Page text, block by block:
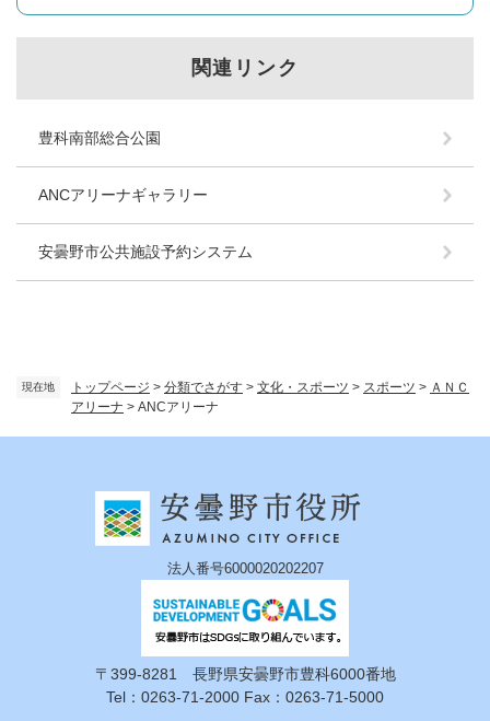
現在地 トップページ > 分類でさがす > 文化・スポーツ > スポーツ > ＡＮＣ
アリーナ > ANCアリーナ
関連リンク
豊科南部総合公園
ANCアリーナギャラリー
安曇野市公共施設予約システム
法人番号6000020202207
〒399-8281 長野県安曇野市豊科6000番地
Tel：0263-71-2000 Fax：0263-71-5000